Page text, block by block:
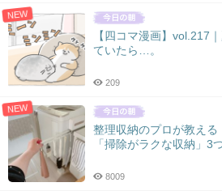
NEW
【四コマ漫画】vol.217
ていたら…。
209
NEW
整理収納のプロが教え
「掃除がラクな収納」3
8009